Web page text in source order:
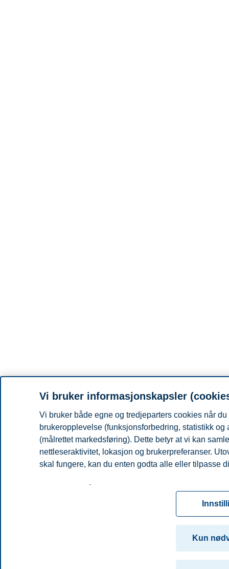
Vi bruker informasjonskapsler
Vi bruker både egne og tredjeparters cookies når
brukeropplevelse (funksjonsforbedring, statistikk
(målrettet markedsføring). Dette betyr at vi kan
nettleseraktivitet, lokasjon og brukerpreferanser.
skal fungere, kan du enten godta alle eller tilpasse
for informasjonskapsler. Du kan når som helst
ved å klikke på «Cookies» nederst på nettsiden vår.
cookie-erklæring
Kun